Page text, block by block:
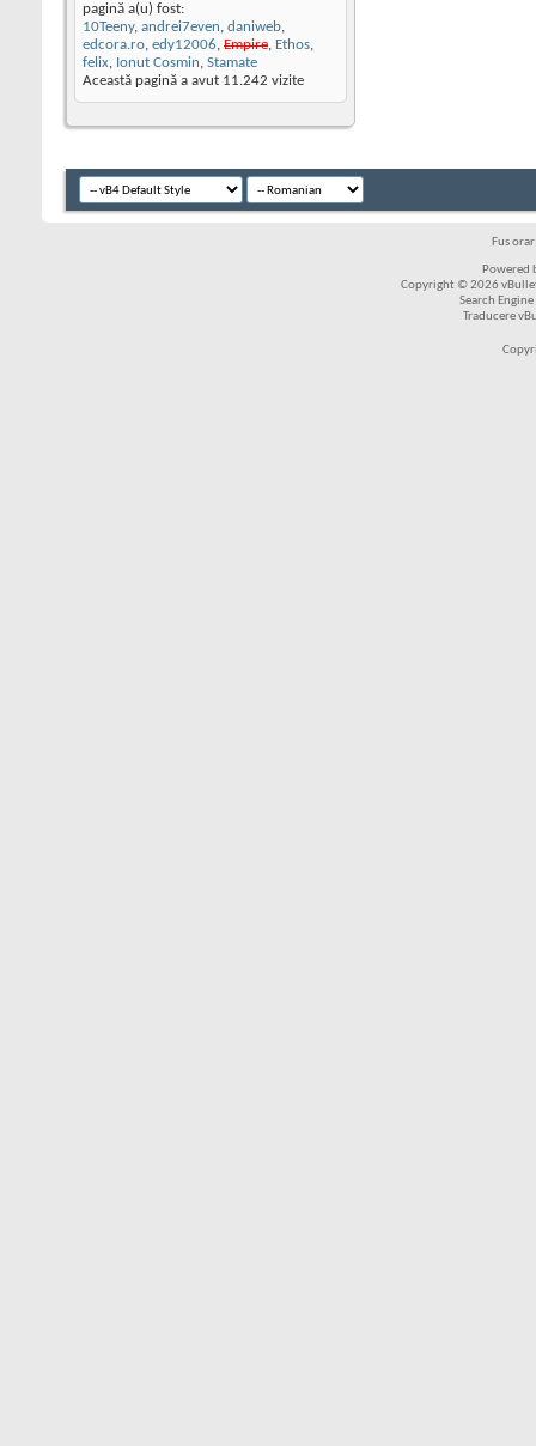
pagină a(u) fost:
10Teeny, andrei7even, daniweb,
edcora.ro, edy12006, Empire, Ethos,
felix, Ionut Cosmin, Stamate
Această pagină a avut 11.242 vizite
Fus
Powered
Copyright © 2026
Search
Traducere